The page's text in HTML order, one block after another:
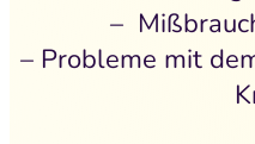
–
– Probleme mit